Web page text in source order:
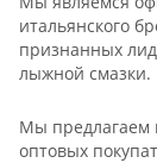
итальянского
признанных
лыжной смазки.
Мы предлагаем
оптовых